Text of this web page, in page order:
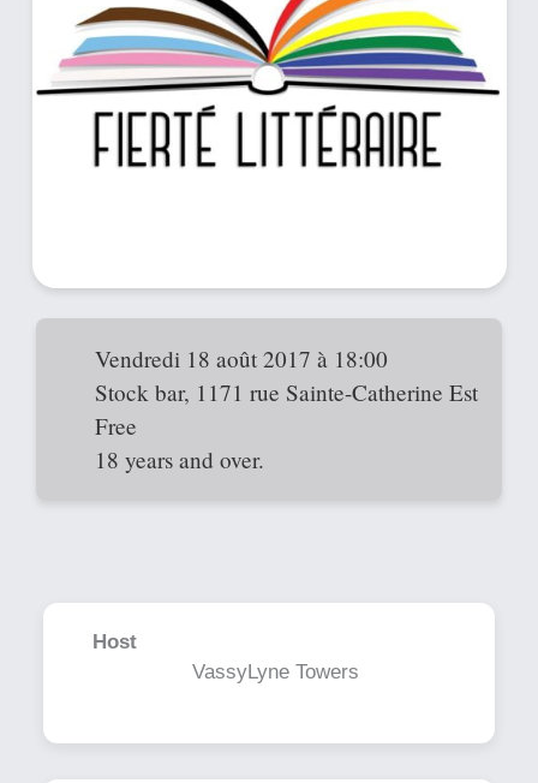
Vendredi 18 août 2017 à 18:00
Stock bar, 1171 rue Sainte-Catherine Est
Free
18 years and over.
Host
VassyLyne Towers